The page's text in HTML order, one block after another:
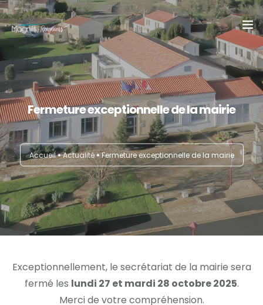
Accueil
Mairie
Actualité
Infos pratiques
Vivre & Grandir
Décourvir
Fermeture exceptionnelle de la mairie
Accueil Actualité Fermeture exceptionnelle de la mairie
Exceptionnellement, le secrétariat de la mairie sera
fermé les lundi 27 et mardi 28 octobre 2025.
Merci de votre compréhension.